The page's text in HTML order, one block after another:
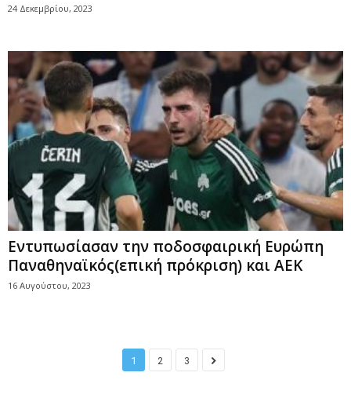
24 Δεκεμβρίου, 2023
Εντυπωσίασαν την ποδοσφαιρική Ευρώπη
Παναθηναϊκός(επική πρόκριση) και ΑΕΚ
16 Αυγούστου, 2023
1 2 3